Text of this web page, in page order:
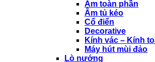
Âm toàn phần
Âm tủ kéo
Cổ điển
Decorative
Kính vác – Kính
Máy hút mùi đảo
Lò nướng